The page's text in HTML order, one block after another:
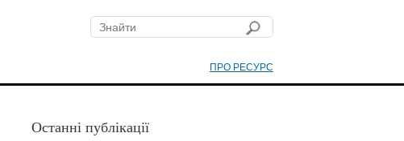
ПРО РЕСУРС
Останні публікації